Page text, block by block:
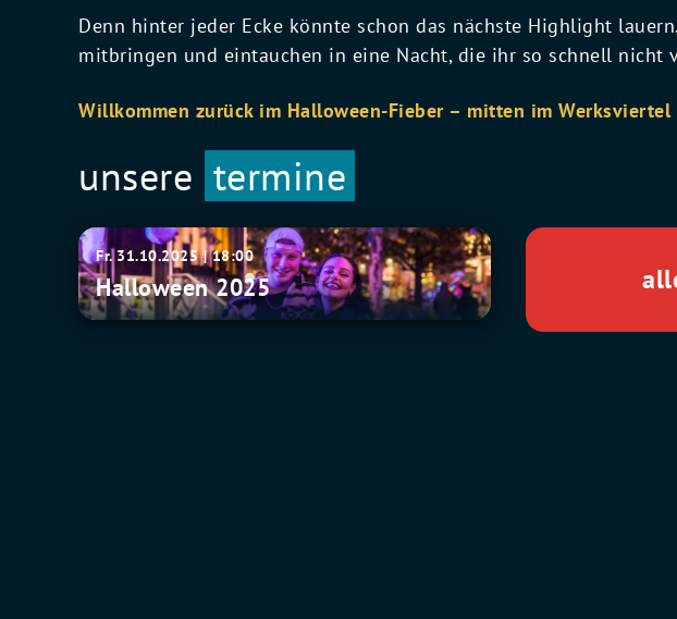
Denn hinter jeder Ecke könnte schon das nächste Highlight
mitbringen und eintauchen in eine Nacht, die ihr so schnell nicht
Willkommen zurück im Halloween-Fieber – mitten im Werksviertel
unsere termine
Halloween
2025
Fr. 31.10.2025 | 18:00
Halloween 2025